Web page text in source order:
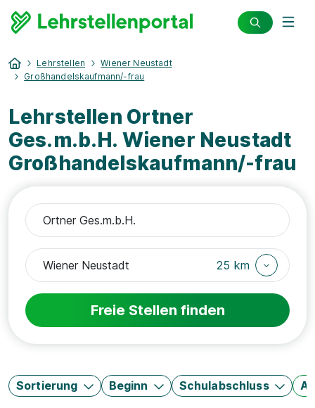
Lehrstellen
Wiener Neustadt
Großhandelskaufmann/-frau
Lehrstellen Ortner
Ges.m.b.H. Wiener Neustadt
Großhandelskaufmann/-frau
25 km
Freie Stellen finden
Sortierung Beginn Schulabschluss